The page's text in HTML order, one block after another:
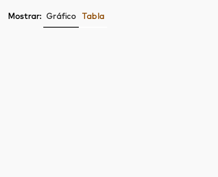
Mostrar: Gráfico Tabla